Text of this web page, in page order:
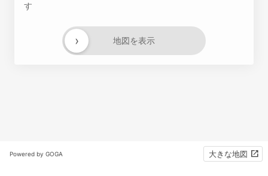
す
地図を表示
›
Powered by GOGA 大きな地図